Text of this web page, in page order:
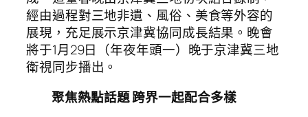
經由過程對三地非遺、風俗、美食等外容的
展現，充足展示京津冀協同成長結果。晚會
將于1月29日（年夜年頭一）晚于京津冀三地
衛視同步播出。
聚焦熱點話題 跨界一起配合多樣